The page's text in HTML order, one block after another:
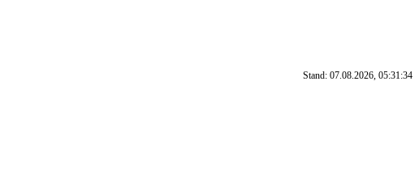
Stand: 07.08.2026, 05:31:34